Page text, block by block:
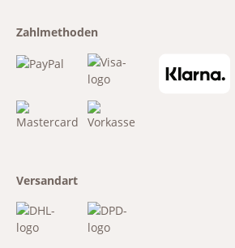
Zahlmethoden
Versandart